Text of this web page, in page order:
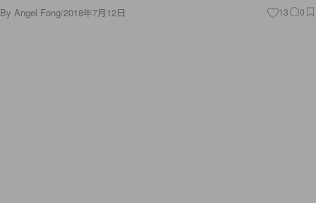
By Angel Fong/2018年7月12日 13 0